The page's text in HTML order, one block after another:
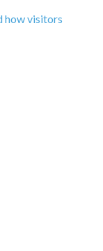
how visitors